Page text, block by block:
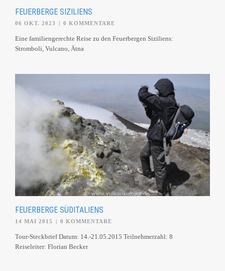
FEUERBERGE SIZILIENS
06 OKT. 2023 0 KOMMENTARE
Eine familiengerechte Reise zu den Feuerbergen Siziliens:
Stromboli, Vulcano, Ätna
FEUERBERGE SÜDITALIENS
14 MAI 2015 | 0 KOMMENTARE
Tour-Steckbrief Datum: 14.-21.05.2015 Teilnehmerzahl: 8
Reiseleiter: Florian Becker